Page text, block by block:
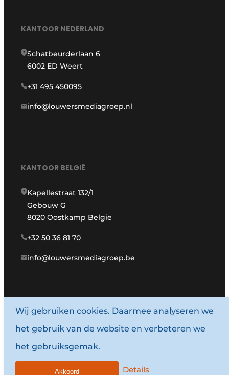
KANTOOR NEDERLAND
Schatbeurderlaan 6
6002 ED Weert
+31 495 450095
info@louwersmediagroep.nl
KANTOOR BELGIË
Kapellestraat 132/1
Gebouw G
8020 Oostkamp België
+32 50 36 81 70
info@louwersmediagroep.be
www.louwersmediagroep.com
© 1987 - 2026 Louwersmediagroep.
Algemene voorwaarden
Wij gebruiken cookies. Daarmee analyseren we
het gebruik van de website en verbeteren we
het gebruiksgemak.
Details
Akkoord